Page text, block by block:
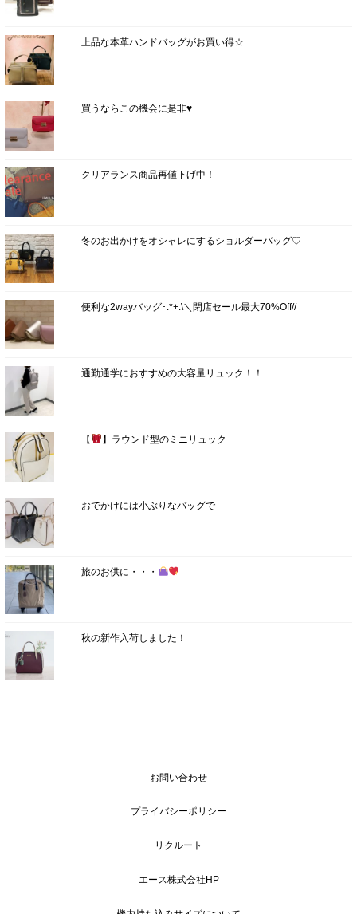
上品な本革ハンドバッグがお買い得☆
買うならこの機会に是非♥
クリアランス商品再値下げ中！
冬のお出かけをオシャレにするショルダーバッグ♡
便利な2wayバッグ･:*+.\＼閉店セール最大70%Off//
通勤通学におすすめの大容量リュック！！
【 】ラウンド型のミニリュック
おでかけには小ぶりなバッグで
旅のお供に・・・
秋の新作入荷しました！
お問い合わせ
プライバシーポリシー
リクルート
エース株式会社HP